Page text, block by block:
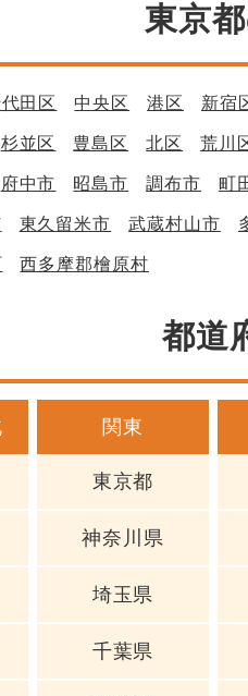
東京
田区 中央区 港区 新宿
杉並区 豊島区 北区 荒川
府中市 昭島市 調布市 町
東久留米市 武蔵村山市
西多摩郡檜原村
都道
関東
東京都
神奈川県
埼玉県
千葉県